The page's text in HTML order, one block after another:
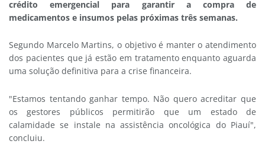
crédito emergencial para garantir a compra de
medicamentos e insumos pelas próximas três semanas.
Segundo Marcelo Martins, o objetivo é manter o atendimento
dos pacientes que já estão em tratamento enquanto aguarda
uma solução definitiva para a crise financeira.
"Estamos tentando ganhar tempo. Não quero acreditar que
os gestores públicos permitirão que um estado de
calamidade se instale na assistência oncológica do Piauí",
concluiu.